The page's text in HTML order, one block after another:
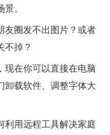
。
友圈发不出图片？或者
不掉？
现在你可以直接在电脑
卸载软件、调整字体大
利用远程工具解决家庭